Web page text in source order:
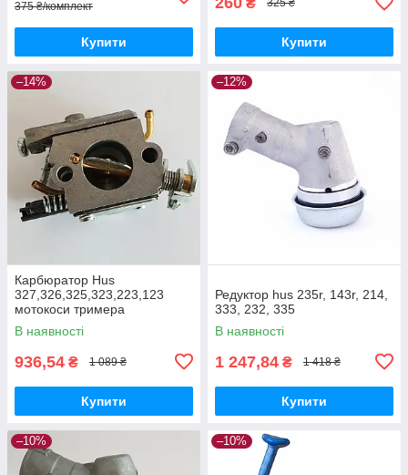
375 ₴/комплект
Купити
325 ₴
Купити
–14%
Карбюратор Hus
327,326,325,323,223,123
мотокоси тримера
В наявності
936,54 ₴ 1 089 ₴
Купити
–12%
Редуктор hus 235r, 143r, 214,
333, 232, 335
В наявності
1 247,84 ₴ 1 418 ₴
Купити
–10% –10%